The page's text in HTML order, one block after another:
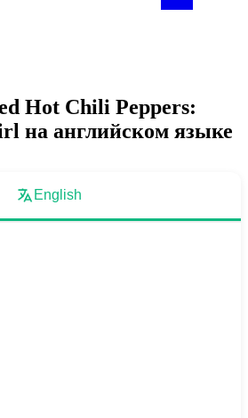
Hot Chili Peppers:
на английском языке
English